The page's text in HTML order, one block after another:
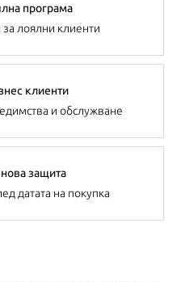
програма
за лоялни клиенти
клиенти
и обслужване
защита
датата на покупка